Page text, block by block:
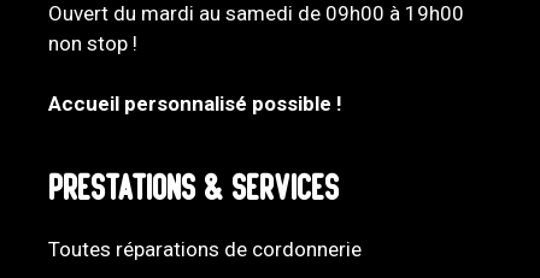
Ouvert du mardi au samedi de 09h00 à 19h00
non stop !
Accueil personnalisé possible !
Prestations & services
Toutes réparations de cordonnerie